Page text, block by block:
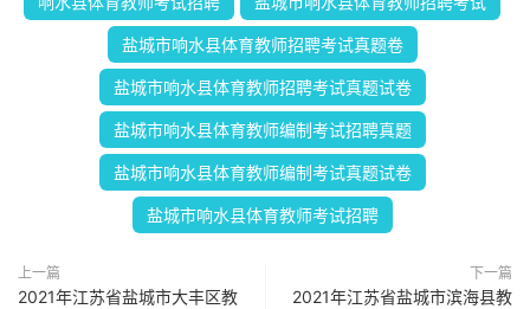
盐城市响水县体育教师招聘考试真题卷
盐城市响水县体育教师招聘考试真题试卷
盐城市响水县体育教师编制考试招聘真题
盐城市响水县体育教师编制考试真题试卷
盐城市响水县体育教师考试招聘
上一篇
2021年江苏省盐城市大丰区教
下一篇
2021年江苏省盐城市滨海县教